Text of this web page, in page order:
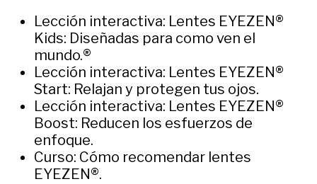
Lección interactiva: Lentes EYEZEN®
Kids: Diseñadas para como ven el
mundo.®
Lección interactiva: Lentes EYEZEN®
Start: Relajan y protegen tus ojos.
Lección interactiva: Lentes EYEZEN®
Boost: Reducen los esfuerzos de
enfoque.
Curso: Cómo recomendar lentes
EYEZEN®.